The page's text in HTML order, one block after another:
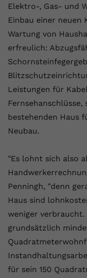
Elektro-, Gas- und
Einbau einer neuen
Wartung von
erfreulich:
Leistungen für
bestehenden Haus
Neubau.
"Es lohnt sich also
Penningh, "denn
Haus sind
weniger verbraucht.
grundsätzlich
für sein 150
Anbieter
Zweck
Zweck